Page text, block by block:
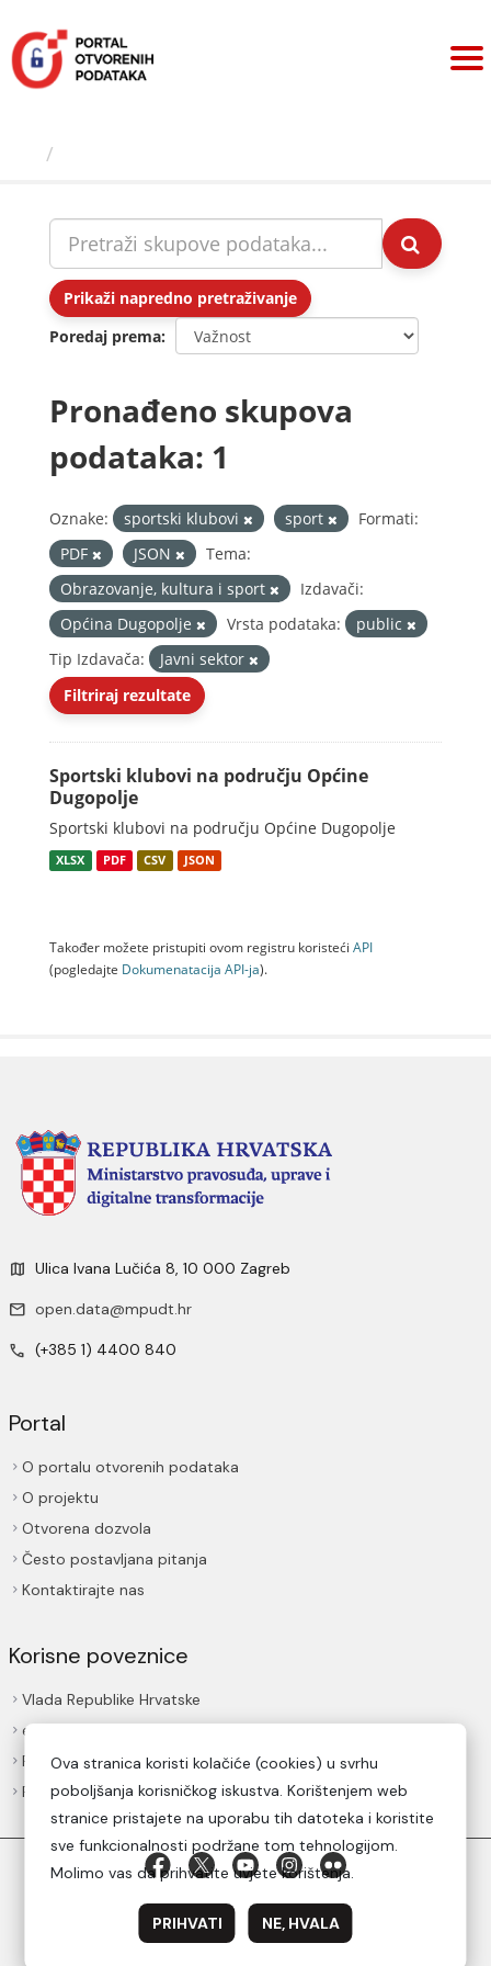
sadržaj
Prikaži napredno pretraživanje
Poredaj prema
Pronađeno skupova
podataka: 1
Oznake: sportski klubovi sport
Formati:
PDF
JSON
Tema:
Obrazovanje, kultura i sport
Izdavači:
Općina Dugopolje
Vrsta podataka:
public
Tip Izdavača:
Javni sektor
Filtriraj rezultate
Sportski klubovi na području Općine
Dugopolje
Sportski klubovi na području Općine Dugopolje
XLSX PDF CSV JSON
Također možete pristupiti ovom registru koristeći API
(pogledajte Dokumenаtаcijа API-jа).